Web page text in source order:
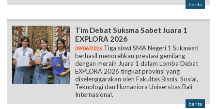
berita
Tim Debat Suksma Sabet Juara 1
EXPLORA 2026
09/06/2026 Tiga siswi SMA Negeri 1 Sukawati
berhasil menorehkan prestasi gemilang
dengan meraih Juara 1 dalam Lomba Debat
EXPLORA 2026 tingkat provinsi yang
diselenggarakan oleh Fakultas Bisnis, Sosial,
Teknologi dan Humaniora Universitas Bali
Internasional.
berita